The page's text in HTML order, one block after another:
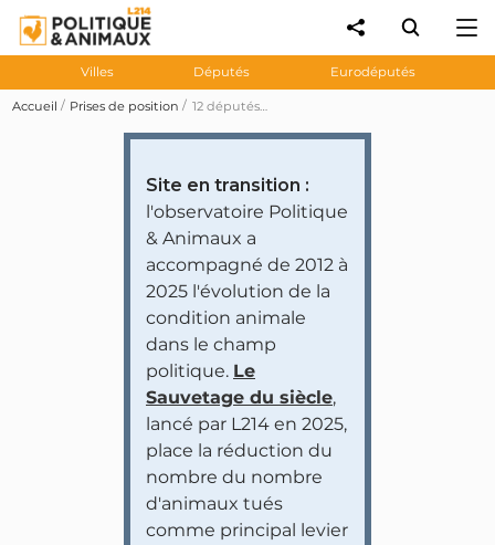
Villes Députés Eurodéputés
Accueil Prises de position 12 députés se sont abstenus lors du vote sur les amendements n°I-3119 et I-3430 au projet de loi de finances 2025 visant à financer les méthodes alternatives à l’expérimentation animale en instaurant une contribution sur l’utilisation d’animaux (adopté)
Site en transition :
l'observatoire Politique
& Animaux a
accompagné de 2012 à
2025 l'évolution de la
condition animale
dans le champ
politique. Le
Sauvetage du siècle,
lancé par L214 en 2025,
place la réduction du
nombre du nombre
d'animaux tués
comme principal levier